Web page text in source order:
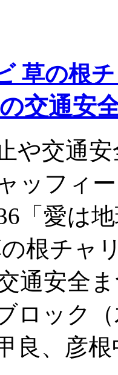
草の根
交通安
や交通
ッフィ
「愛は
根チャ
通安全
ロック
良、彦